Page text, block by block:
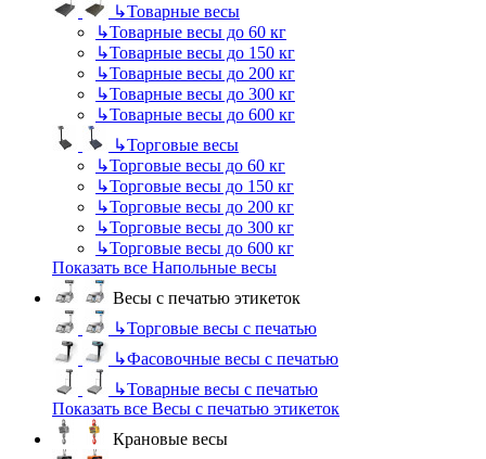
↳Товарные весы
↳Товарные весы до 60 кг
↳Товарные весы до 150 кг
↳Товарные весы до 200 кг
↳Товарные весы до 300 кг
↳Товарные весы до 600 кг
↳Торговые весы
↳Торговые весы до 60 кг
↳Торговые весы до 150 кг
↳Торговые весы до 200 кг
↳Торговые весы до 300 кг
↳Торговые весы до 600 кг
Показать все Напольные весы
Весы с печатью этикеток
↳Торговые весы с печатью
↳Фасовочные весы с печатью
↳Товарные весы с печатью
Показать все Весы с печатью этикеток
Крановые весы